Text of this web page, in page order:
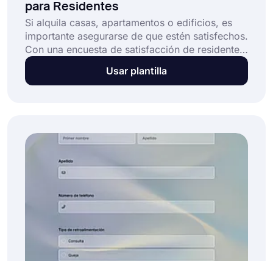
para Residentes
Si alquila casas, apartamentos o edificios, es
importante asegurarse de que estén satisfechos.
Con una encuesta de satisfacción de residentes
en línea, puede recopilar fácilmente
comentarios de sus inquilinos sobre varios
encuesta.
Usar plantilla